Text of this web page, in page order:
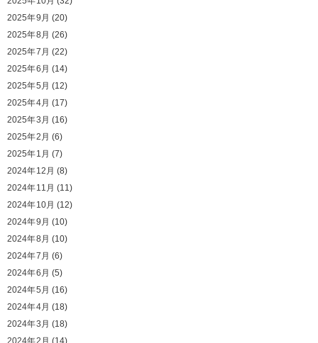
2025年9月 (20)
2025年8月 (26)
2025年7月 (22)
2025年6月 (14)
2025年5月 (12)
2025年4月 (17)
2025年3月 (16)
2025年2月 (6)
2025年1月 (7)
2024年12月 (8)
2024年11月 (11)
2024年10月 (12)
2024年9月 (10)
2024年8月 (10)
2024年7月 (6)
2024年6月 (5)
2024年5月 (16)
2024年4月 (18)
2024年3月 (18)
2024年2月 (14)